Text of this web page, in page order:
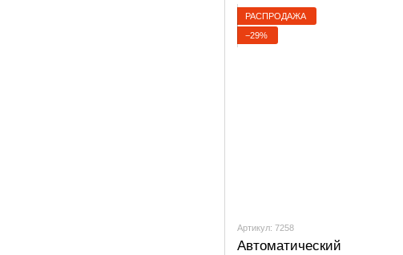
РАСПРОДАЖА
−29%
Артикул: 7258
Автоматический